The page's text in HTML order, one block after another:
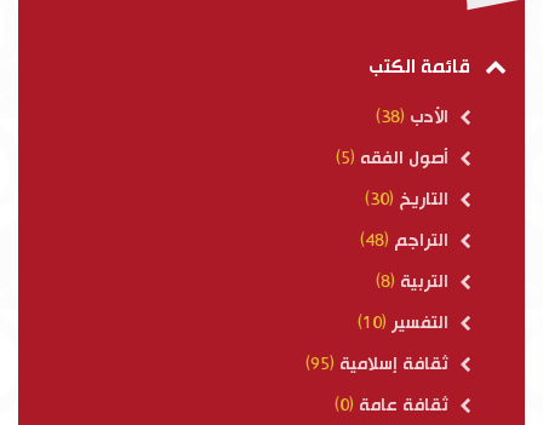
قائمة الكتب
الأدب (38)
أصول الفقه (5)
التاريخ (30)
التراجم (48)
التربية (8)
التفسير (10)
ثقافة إسلامية (95)
ثقافة عامة (0)